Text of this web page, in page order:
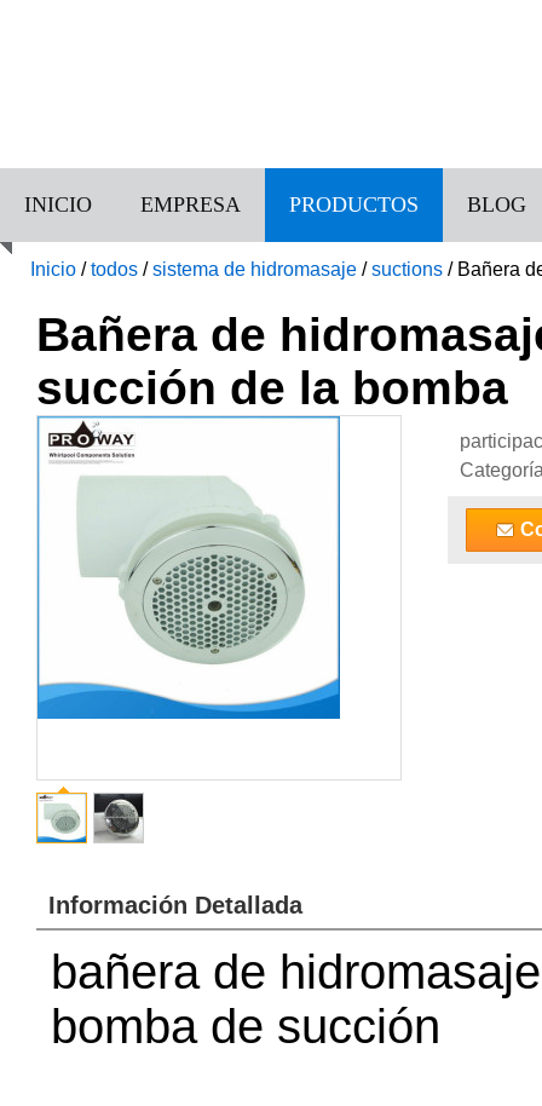
INICIO EMPRESA PRODUCTOS BLOG
Inicio /todos /sistema de hidromasaje /suctions / Bañera
Bañera de
succión de la bomba
Información Detallada
bañera de
bomba de succión